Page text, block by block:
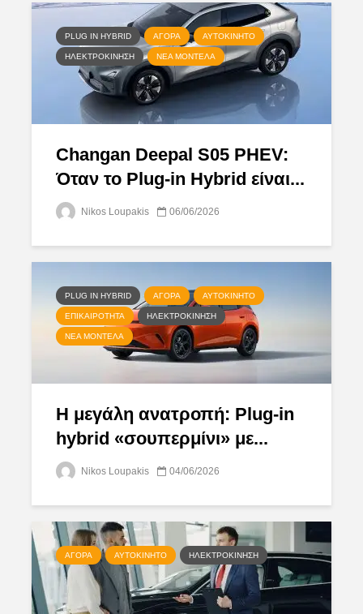
PLUG IN HYBRID ΑΓΟΡΆ ΑΥΤΟΚΊΝΗΤΟ
ΗΛΕΚΤΡΟΚΊΝΗΣΗ ΝΈΑ ΜΟΝΤΈΛΑ
Changan Deepal S05 PHEV:
Όταν το Plug-in Hybrid είναι...
Nikos Loupakis 06/06/2026
PLUG IN HYBRID ΑΓΟΡΆ ΑΥΤΟΚΊΝΗΤΟ
ΕΠΙΚΑΙΡΌΤΗΤΑ ΗΛΕΚΤΡΟΚΊΝΗΣΗ
ΝΈΑ ΜΟΝΤΈΛΑ
Η μεγάλη ανατροπή: Plug-in
hybrid «σουπερμίνι» με...
Nikos Loupakis 04/06/2026
ΑΓΟΡΆ ΑΥΤΟΚΊΝΗΤΟ ΗΛΕΚΤΡΟΚΊΝΗΣΗ